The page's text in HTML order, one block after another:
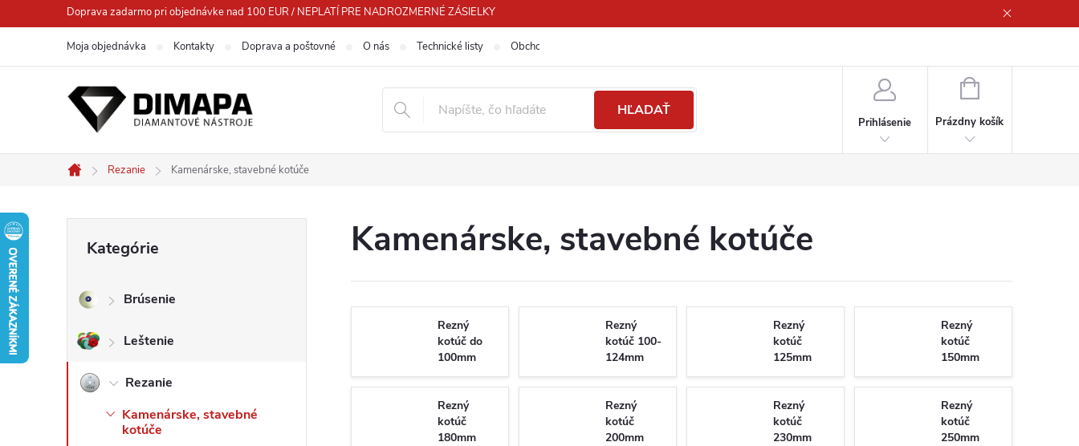
na
Doprava zadarmo pri objednávke nad 100 EUR / NEPLATÍ PRE NADROZMERNÉ ZÁSIELKY
Moja objednávka Kontakty Doprava a poštovné O nás Technické listy Obchodné podmienky
HĽADAŤ
Prihlásenie
NÁKUPNÝ
Prázdny košík
Domov
Rezanie Kamenárske, stavebné kotúče
č
n
ý
kategórie
Kategórie
Brúsenie
Leštenie
Rezanie
Kamenárske, stavebné
kotúče
Kamenárske, stavebné kotúče
Rezný
kotúč do
100mm
Rezný
kotúč 100-
124mm
Rezný
kotúč
125mm
Rezný
kotúč
150mm
Rezný
kotúč
180mm
Rezný
kotúč
200mm
Rezný
kotúč
230mm
Rezný
kotúč
250mm